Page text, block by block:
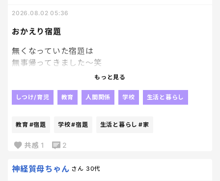
おかえり宿題
2026.08.02 05:36
無くなっていた宿題は
無事帰ってきました～笑
やっぱり人の「見た」とか
じゃないかなぁ～って思っていた通り、
2日後に
毎日荷物開けないパターンね！？笑
良いんだけどね！！
もっと見る
しつけ/育児 教育 人間関係 学校 生活と暮らし
教育 #宿題 学校#宿題 生活と暮らし #家
共感 1 2
神経質母ちゃん さん 30代